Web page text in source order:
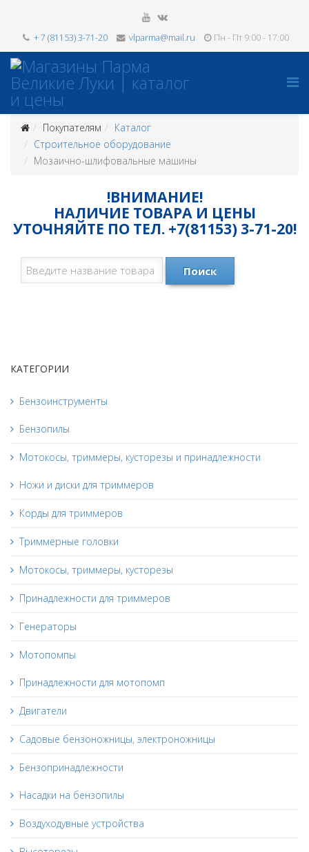
+ 7 (81153) 3-71-20 vlparma@mail.ru Пн - Пт 9:00 - 17:00
Покупателям
Каталог
Строительное оборудование
Мозаично-шлифовальные машины
!ВНИМАНИЕ!
НАЛИЧИЕ ТОВАРА И ЦЕНЫ
УТОЧНЯЙТЕ ПО ТЕЛ. +7(81153) 3-71-20!
Поиск
КАТЕГОРИИ
Бензоинструменты
Бензопилы
Мотокосы, триммеры, кусторезы и принадлежности
Ножи и диски для триммеров
Корды для триммеров
Триммерные головки
Мотокосы, триммеры, кусторезы
Принадлежности для триммеров
Генераторы
Мотопомпы
Принадлежности для мотопомп
Двигатели
Садовые бензоножницы, электроножницы
Бензопринадлежности
Насадки на бензопилы
Воздуходувные устройства